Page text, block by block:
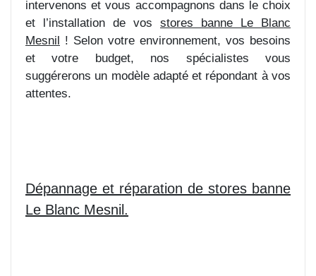
intervenons et vous accompagnons dans le choix
et l’installation de vos stores banne Le Blanc
Mesnil ! Selon votre environnement, vos besoins
et votre budget, nos spécialistes vous
suggérerons un modèle adapté et répondant à vos
attentes.
Dépannage et réparation de stores banne
Le Blanc Mesnil.